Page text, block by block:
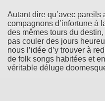
Autant dire qu’avec pareils
compagnons d’infortune à
des mêmes tours du destin,
pas couler des jours
nous l’idée d’y trouver à
de folk songs habitées et
véritable déluge